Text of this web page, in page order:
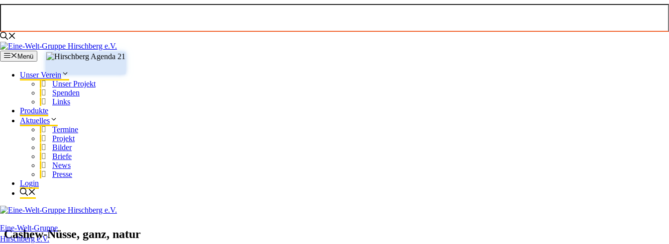
Zum
Menü
Unser Verein
Unser Projekt
Spenden
Links
Produkte
Aktuelles
Termine
Projekt
Bilder
Briefe
News
Presse
Login
Eine-Welt-Gruppe
Hirschberg e.V.
Cashew-Nüsse, ganz, natur